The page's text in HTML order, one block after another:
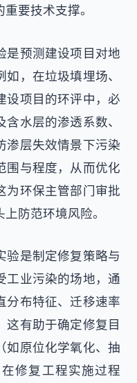
要技术支撑。
是预测建设项目对地
，在垃圾填埋场、
设项目的环评中，必
水层的渗透系数、
渗层失效情景下污染
围与程度，从而优化
为环保主管部门审批
防范环境风险。
验是制定修复策略与
工业污染的场地，通
分布特征、迁移速率
这有助于确定修复目
如原位化学氧化、抽
修复工程实施过程